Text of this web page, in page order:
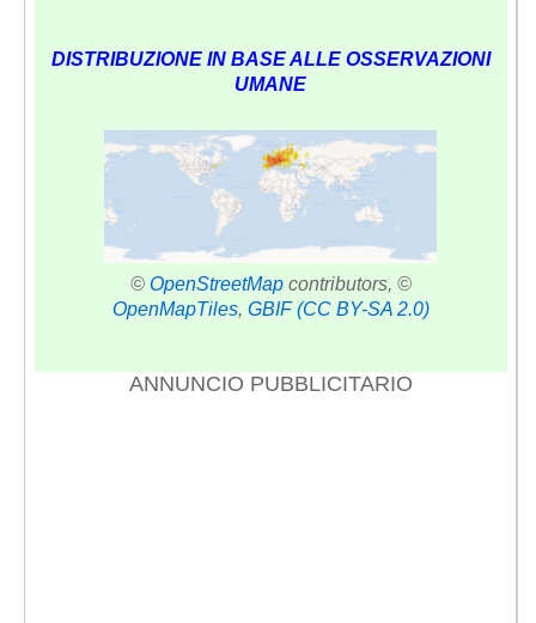
DISTRIBUZIONE IN BASE ALLE OSSERVAZIONI
UMANE
© OpenStreetMapcontributors, ©
OpenMapTiles, GBIF (CC BY-SA 2.0)
ANNUNCIO PUBBLICITARIO